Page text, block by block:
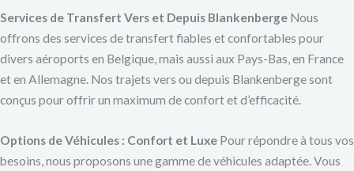
Services de Transfert Vers et Depuis Blankenberge Nous
offrons des services de transfert fiables et confortables pour
divers aéroports en Belgique, mais aussi aux Pays-Bas, en France
et en Allemagne. Nos trajets vers ou depuis Blankenberge sont
conçus pour offrir un maximum de confort et d’efficacité.
Options de Véhicules : Confort et Luxe Pour répondre à tous vos
besoins, nous proposons une gamme de véhicules adaptée. Vous